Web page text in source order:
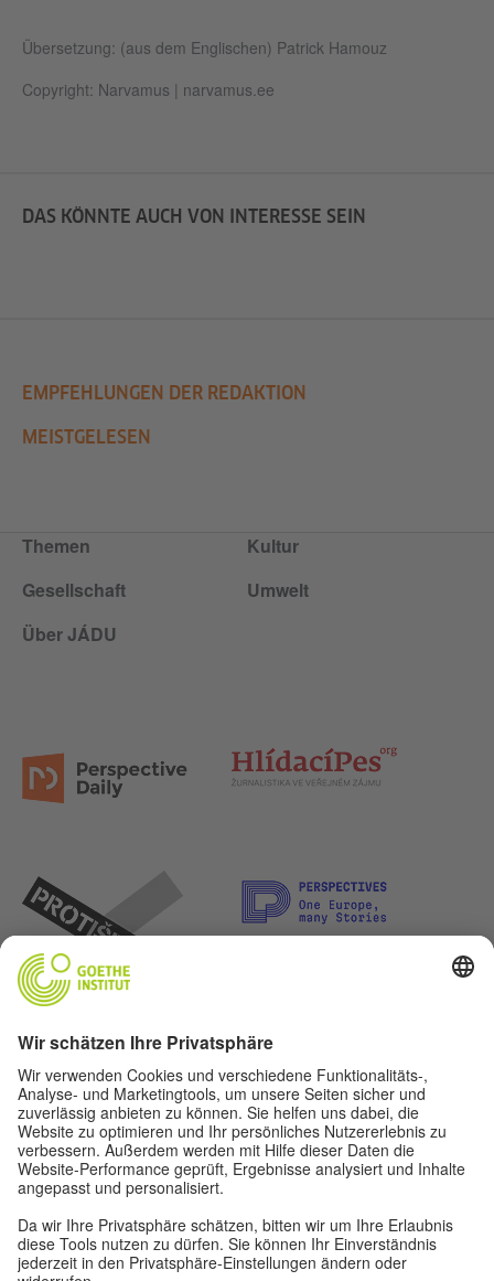
Übersetzung: (aus dem Englischen) Patrick Hamouz
Copyright: Narvamus | narvamus.ee
DAS KÖNNTE AUCH VON INTERESSE SEIN
EMPFEHLUNGEN DER REDAKTION
MEISTGELESEN
Themen
Kultur
Gesellschaft
Umwelt
Über JÁDU
Lasst uns Freunde werden. Folge uns: